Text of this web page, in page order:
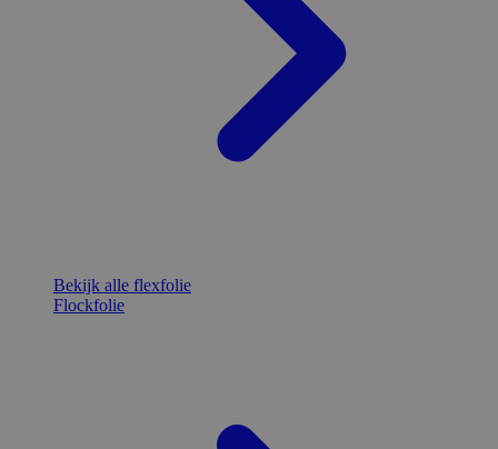
Bekijk alle flexfolie
Flockfolie